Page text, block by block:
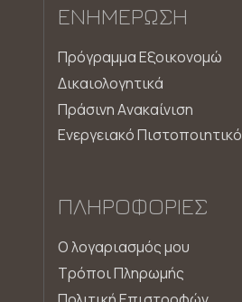
ΕΝΗΜΈΡΩΣΗ
Πρόγραμμα Εξοικονομώ
Δικαιολογητικά
Πράσινη Aνακαίνιση
Ενεργειακό Πιστοποιητικό
ΠΛΗΡΟΦΟΡΊΕΣ
Ο λογαριασμός μου
Τρόποι Πληρωμής